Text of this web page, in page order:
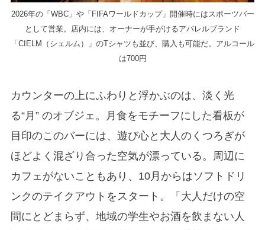
2026年の「WBC」や「FIFAワールドカップ」開催時にはスポーツバー
として営業。店内には、オーナーが手がけるアパレルブランド
「CIELM（シェルム）」のTシャツも並び、購入も可能だ。アルコール
は700円
カウンターの上にふわりと浮かぶのは、淡く光
る“月” のオブジェ。月食をモチーフにした看板が
目印のこのバーには、遊び心と大人のくつろぎが
ほどよく混ざり合った空気が漂っている。周辺に
カフェがないこともあり、10月からはソフトドリ
ンクのテイクアウトをスタート。「大人だけの空
間にとどまらず、地域の学生やお酒を飲まない人